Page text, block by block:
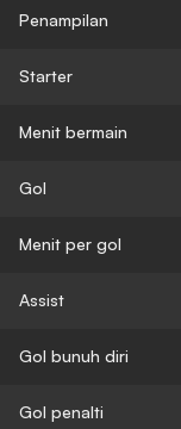
Penampilan
Starter
Menit bermain
Gol
Menit per gol
Assist
Gol bunuh diri
Gol penalti